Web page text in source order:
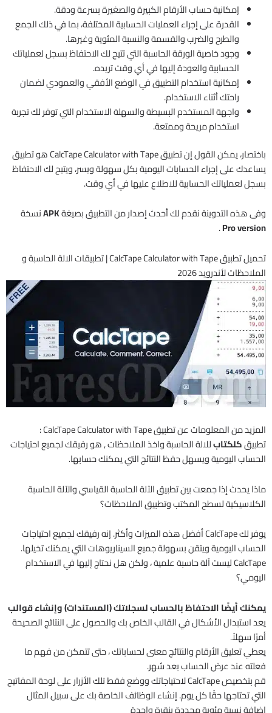
إمكانية حساب الأرقام الكبيرة والصغيرة بسرعة ودقة.
القدرة على إجراء العمليات الحسابية المختلفة، بما في ذلك الجمع
والطرح والضرب والقسمة والنسبة المئوية وغيرها.
وجود خاصية الورقة الحاسبة التي تتيح لك الاحتفاظ بسجل لعملياتك
الحسابية والعودة إليها في أي وقت تريده.
إمكانية استخدام التطبيق في الوضع الأفقي والعمودي لضمان
راحتك أثناء الاستخدام.
واجهة المستخدم البسيطة والسهلة الاستخدام التي توفر لك تجربة
استخدام مريحة وممتعة.
باختصار، يمكن القول إن تطبيق CalcTape Calculator with Tape هو تطبيق
يساعدك على إجراء الحسابات اليومية بكل سهولة ويسر، ويتيح لك الاحتفاظ
بسجل لعملياتك الحسابية للاطلاع عليها في أي وقت.
وفى هذه التدوينة نقدم لك أحدث إصدار من التطبيق بصيغةAPKنسخة
Pro version
.
تحميل تطبيق CalcTape Calculator with Tape | تطبيقات الالة الحاسبة و
الملاحظات لأندرويد 2026
المزيد من المعلومات عن تطبيق CalcTape Calculator with Tape :
تطبيقكلكتابللالة الحاسبة واخذ الملاحظات , هو رفيقك لجميع احتياجات
الحساب اليومية ويسهل حفظ النتائج التي يمكنك حسابها.
ماذا يحدث إذا جمعت بين تطبيق الآلة الحاسبة القياسي والآلة الحاسبة
الكلاسيكية لسطح المكتب وتطبيق الملاحظات؟
يوفر لك CalcTape أفضل هذه الميزات وأكثر. إنه رفيقك لجميع احتياجات
الحساب اليومية ويتقن بسهولة جميع السيناريوهات التي يمكنك تخيلها.
CalcTape ليست آلة حاسبة علمية ، ولكن هل نحتاج إليها في الاستخدام
اليومي؟
يمكنك أيضًا الاحتفاظ بالحساب لسجلاتك (المستندات) وإنشاء قوالب
يعد استبدال الأشكال في القالب الخاص بك والحصول على النتائج الصحيحة
أمرًا سهلاً.
يعطي تعليق الأرقام والنتائج معنى لحساباتك ، حتى تتمكن من فهم ما
فعلته عند عرض الحساب بعد شهر.
قم بتخصيص CalcTape لاحتياجاتك ووضع فقط تلك الأزرار على لوحة المفاتيح
التي تحتاجها حقًا كل يوم. إنشاء الوظائف الخاصة بك على سبيل المثال
إضافة نسبة مئوية محددة بنقرة واحدة